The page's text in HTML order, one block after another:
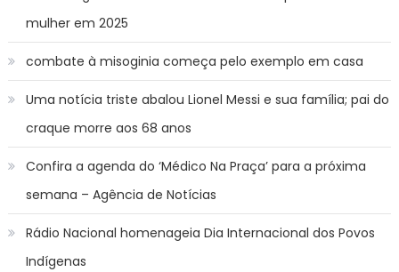
mulher em 2025
combate à misoginia começa pelo exemplo em casa
Uma notícia triste abalou Lionel Messi e sua família; pai do
craque morre aos 68 anos
Confira a agenda do ‘Médico Na Praça’ para a próxima
semana – Agência de Notícias
Rádio Nacional homenageia Dia Internacional dos Povos
Indígenas